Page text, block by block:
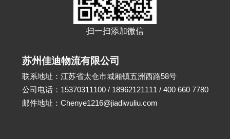
扫一扫添加微信
苏州佳迪物流有限公司
联系地址：江苏省太仓市城厢镇五洲西路58号
公司电话：15370311100 / 18962121111 / 400 660 7780
邮件地址：Chenye1216@jiadiwuliu.com